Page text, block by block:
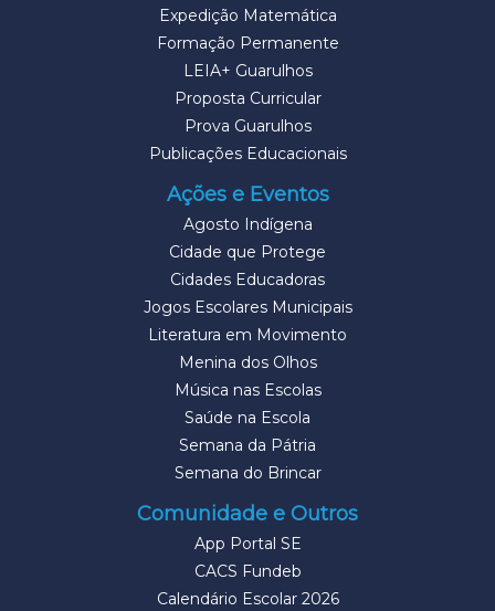
Expedição Matemática
Formação Permanente
LEIA+ Guarulhos
Proposta Curricular
Prova Guarulhos
Publicações Educacionais
Ações e Eventos
Agosto Indígena
Cidade que Protege
Cidades Educadoras
Jogos Escolares Municipais
Literatura em Movimento
Menina dos Olhos
Música nas Escolas
Saúde na Escola
Semana da Pátria
Semana do Brincar
Comunidade e Outros
App Portal SE
CACS Fundeb
Calendário Escolar 2026